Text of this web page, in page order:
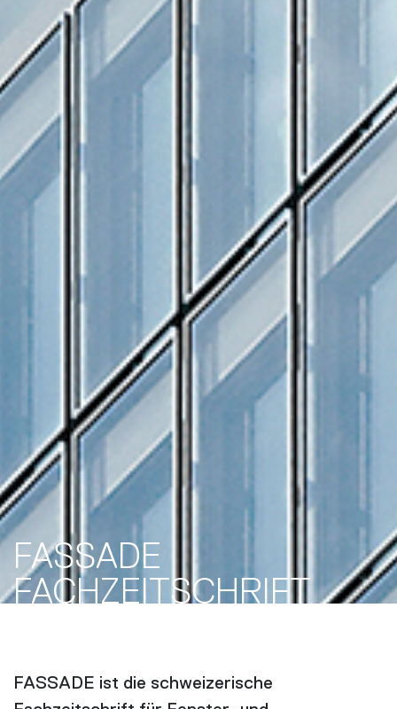
FASSADE
FACH­ZEITSCHRIFT
FASSADE ist die schweizerische